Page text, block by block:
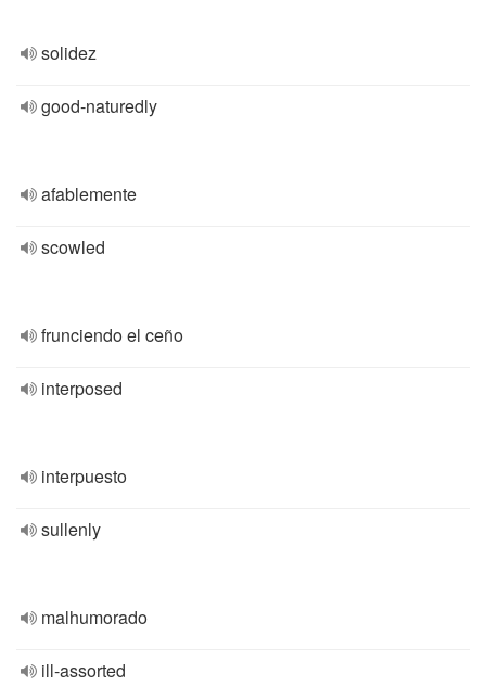
solidez
good-naturedly
afablemente
scowled
frunciendo el ceño
interposed
interpuesto
sullenly
malhumorado
ill-assorted